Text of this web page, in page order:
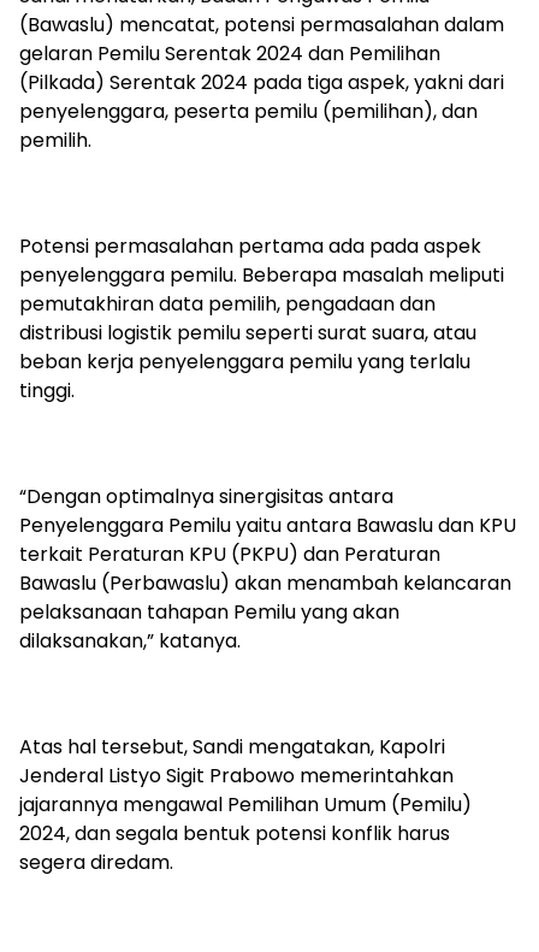
(Bawaslu) mencatat, potensi permasalahan dalam
gelaran Pemilu Serentak 2024 dan Pemilihan
(Pilkada) Serentak 2024 pada tiga aspek, yakni dari
penyelenggara, peserta pemilu (pemilihan), dan
pemilih.
Potensi permasalahan pertama ada pada aspek
penyelenggara pemilu. Beberapa masalah meliputi
pemutakhiran data pemilih, pengadaan dan
distribusi logistik pemilu seperti surat suara, atau
beban kerja penyelenggara pemilu yang terlalu
tinggi.
“Dengan optimalnya sinergisitas antara
Penyelenggara Pemilu yaitu antara Bawaslu dan KPU
terkait Peraturan KPU (PKPU) dan Peraturan
Bawaslu (Perbawaslu) akan menambah kelancaran
pelaksanaan tahapan Pemilu yang akan
dilaksanakan,” katanya.
Atas hal tersebut, Sandi mengatakan, Kapolri
Jenderal Listyo Sigit Prabowo memerintahkan
jajarannya mengawal Pemilihan Umum (Pemilu)
2024, dan segala bentuk potensi konflik harus
segera diredam.